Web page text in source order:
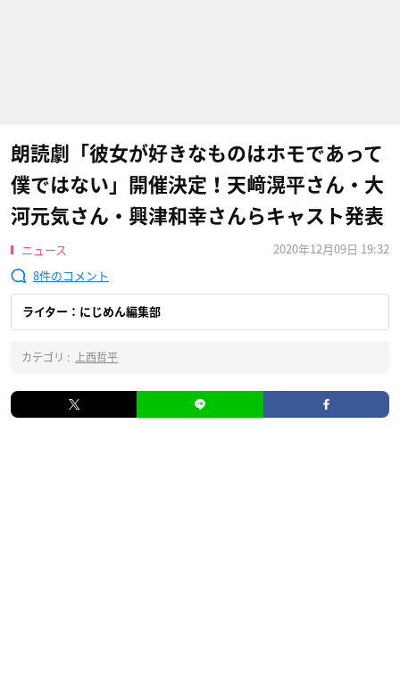
朗読劇「彼女が好きなものはホモであって
僕ではない」開催決定！天﨑滉平さん・大
河元気さん・興津和幸さんらキャスト発表
ニュース
2020年12月09日 19:32
8
ライター：にじめん編集部
カテゴリ : 上西哲平